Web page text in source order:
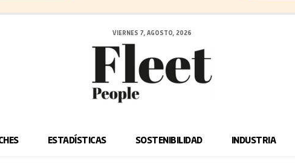
VIERNES 7, AGOSTO, 2026
ESTADÍSTICAS SOSTENIBILIDAD INDUSTRIA